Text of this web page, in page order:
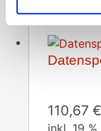
110,67 €
inkl. 19